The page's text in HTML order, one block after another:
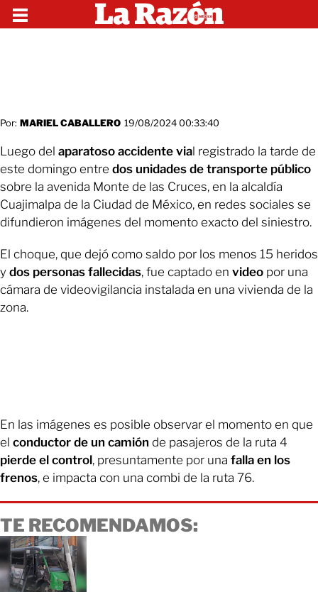
Por: MARIEL CABALLERO 19/08/2024 00:33:40
Luego del aparatoso accidente vial registrado la tarde de
este domingo entre dos unidades de transporte público
sobre la avenida Monte de las Cruces, en la alcaldía
Cuajimalpa de la Ciudad de México, en redes sociales se
difundieron imágenes del momento exacto del siniestro.
El choque, que dejó como saldo por los menos 15 heridos
y dos personas fallecidas, fue captado en video por una
cámara de videovigilancia instalada en una vivienda de la
zona.
En las imágenes es posible observar el momento en que
el conductor de un camión de pasajeros de la ruta 4
pierde el control, presuntamente por una falla en los
frenos, e impacta con una combi de la ruta 76.
TE RECOMENDAMOS: